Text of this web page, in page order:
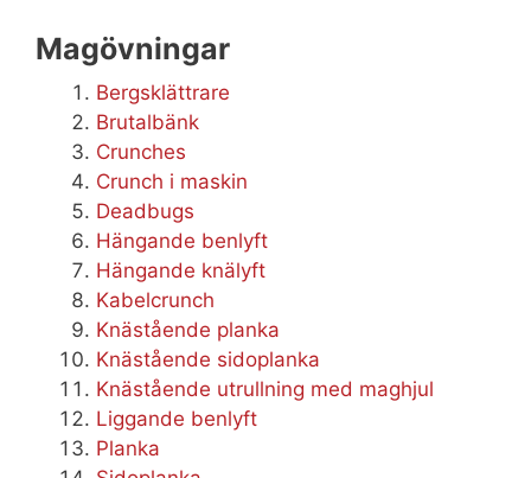
Magövningar
Bergsklättrare
Brutalbänk
Crunches
Crunch i maskin
Deadbugs
Hängande benlyft
Hängande knälyft
Kabelcrunch
Knästående planka
Knästående sidoplanka
Knästående utrullning med maghjul
Liggande benlyft
Planka